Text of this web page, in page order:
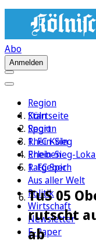
Abo
Anmelden
Region
Köln
Sport
1. FC Köln
Erleben
Ratgeber
Aus aller Welt
Politik
Wirtschaft
Newsletter
E-Paper
Startseite
Region
Rhein-Sieg
Rhein-Sieg-
1. FC Spich
TuS 05
rutscht
ab